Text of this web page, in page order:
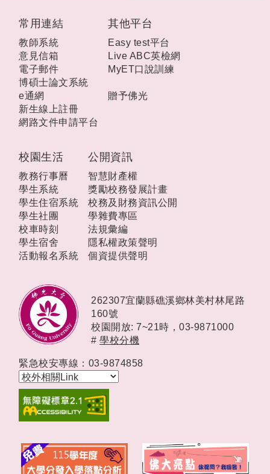
校園生活
教務行事曆
學生系統
學生住宿系統
學生社團
校車時刻
學生宿舍
活動報名系統
公開資訊
智慧財產權
獎勵校務發展計畫
校務及財務資訊公開
學雜費專區
法規彙編
隱私權政策聲明
個資提供聲明
常用連結
教師系統
意見信箱
電子郵件
博碩士論文系統
e通網
新生線上註冊
網路文件申請平台
其他平台
Easy test平台
Live ABC英檢網
MyET口說訓練
贈予佛光
262307宜蘭縣礁溪鄉林美村林尾路
160號
校園開放: 7~21時， 03-9871000
# 學校分機
緊急校安專線：03-9874858